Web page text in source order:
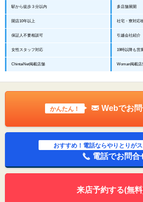
駅から徒歩３分以内 多店舗展開
開店10年以上 社宅・寮対応
保証人不要相談可 引越会社紹介
女性スタッフ対応 19時以降も営
ChintaiNet掲載店舗 Woman掲載店
かんたん！ Webでお
おすすめ！電話ならやりとりが
電話でお問合
来店予約する(無